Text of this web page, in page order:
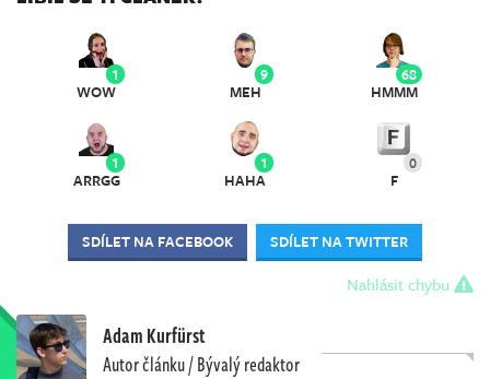
1
WOW
9
MEH
68
HMMM
1
ARRGG
1
HAHA
0
F
SDÍLET NA FACEBOOK SDÍLET NA TWITTER
Nahlásit chybu
Adam Kurfürst
Autor článku / Bývalý redaktor